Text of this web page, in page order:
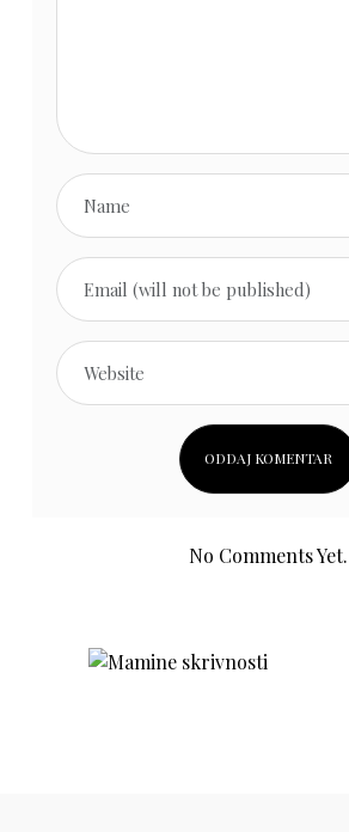
No Comments Yet.